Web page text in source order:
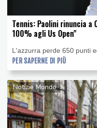
Tennis: Paolini rinuncia
100% agli Us Open"
L'azzurra perde 650 punti
PER SAPERNE DI PIÙ
Notizie Mondo